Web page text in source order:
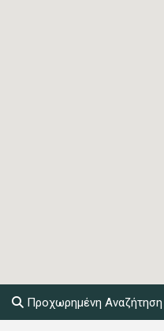
Προχωρημένη Αναζήτηση